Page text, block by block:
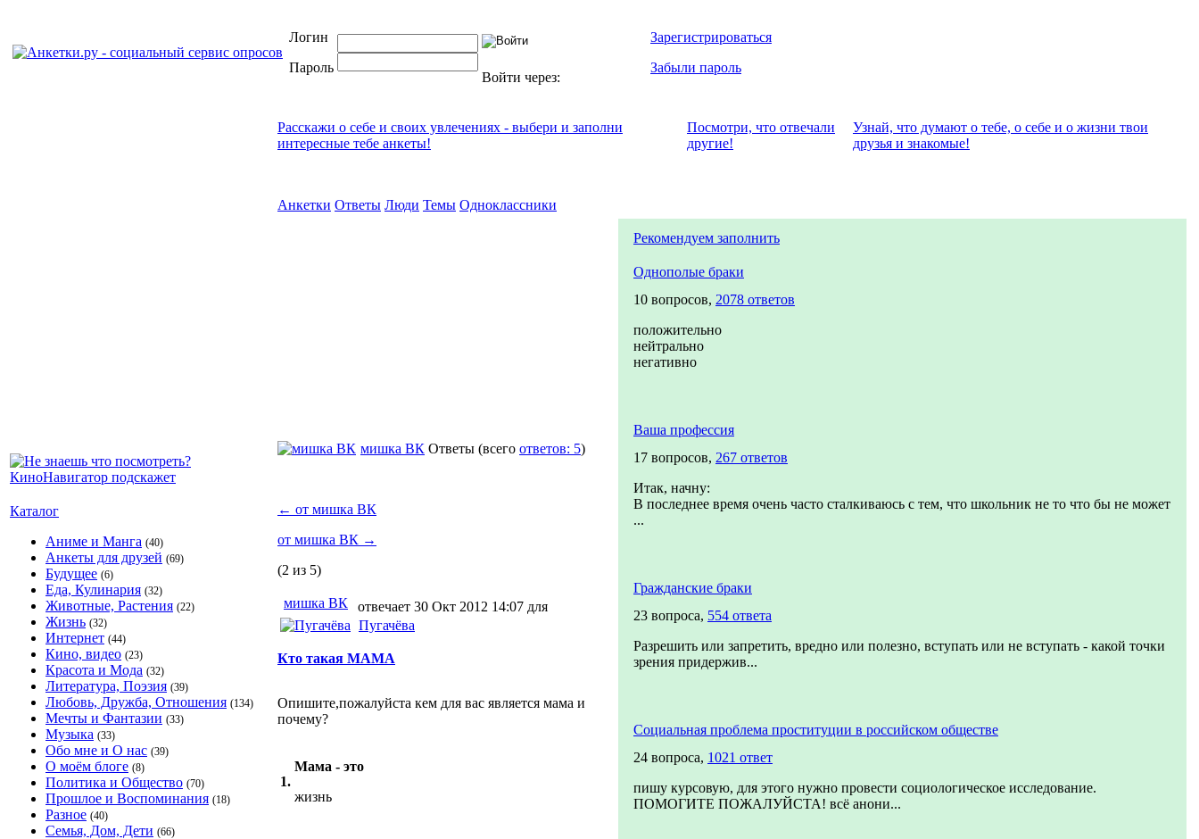
Логин
Пароль
Войти через:
Зарегистрироваться
Забыли пароль
Каталог
Аниме и Манга (40)
Анкеты для друзей (69)
Будущее (6)
Еда, Кулинария (32)
Животные, Растения (22)
Жизнь (32)
Интернет (44)
Кино, видео (23)
Красота и Мода (32)
Литература, Поэзия (39)
Любовь, Дружба, Отношения (134)
Мечты и Фантазии (33)
Музыка (33)
Обо мне и О нас (39)
О моём блоге (8)
Политика и Общество (70)
Прошлое и Воспоминания (18)
Разное (40)
Семья, Дом, Дети (66)
Расскажи о себе и своих увлечениях - выбери и заполни
интересные тебе анкеты!
Посмотри, что отвeчали
другие!
Узнай, что думают о тебе, о себе и о жизни твои
друзья и знакомые!
Анкетки Ответы Люди Темы Одноклассники
мишка ВК Ответы (всего ответов: 5)
← от мишка ВК
от мишка ВК →
(2 из 5)
мишка ВК
отвечает 30 Окт 2012 14:07 для
Пугачёва
Кто такая МАМА
Опишите,пожалуйста кем для вас является мама и
почему?
1.
Мама - это
жизнь
Рекомендуем заполнить
Однополые браки
10 вопросов, 2078 ответов
положительно
нейтрально
негативно
Ваша профессия
17 вопросов, 267 ответов
Итак, начну:
В последнее время очень часто сталкиваюсь с тем, что школьник не то что бы не может
...
Гражданские браки
23 вопроса, 554 ответа
Разрешить или запретить, вредно или полезно, вступать или не вступать - какой точки
зрения придержив...
Социальная проблема проституции в российском обществе
24 вопроса, 1021 ответ
пишу курсовую, для этого нужно провести социологическое исследование.
ПОМОГИТЕ ПОЖАЛУЙСТА! всё анони...